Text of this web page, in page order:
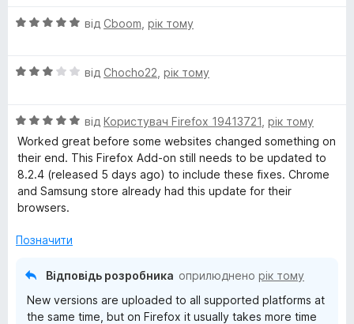
5
н
5
О
н
5
з
5
від Cboom рік тому
О
н
к
а
3
з
5
від Chocho22 рік тому
О
ц
н
к
а
з
від Користувач Firefox 19413721 рік тому
Worked great before some websites changed something on
their end. This Firefox Add-on still needs to be updated to
8.2.4 (released 5 days ago) to include these fixes. Chrome
and Samsung store already had this update for their
browsers.
Позначити
Відповідь розробника оприлюднено рік тому
New versions are uploaded to all supported platforms at
the same time, but on Firefox it usually takes more time